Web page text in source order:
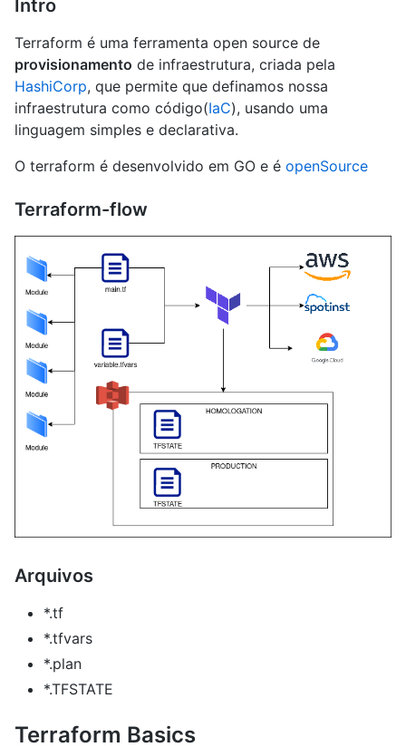
Intro
Terraform é uma ferramenta open source de
provisionamento de infraestrutura, criada pela
HashiCorp, que permite que definamos nossa
infraestrutura como código(IaC), usando uma
linguagem simples e declarativa.
O terraform é desenvolvido em GO e é openSource
Terraform-flow
Arquivos
*.tf
*.tfvars
*.plan
*.TFSTATE
Terraform Basics